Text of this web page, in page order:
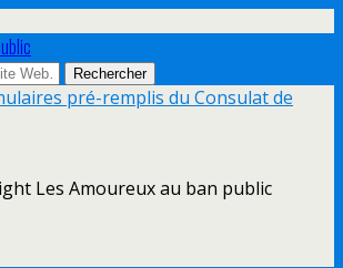
pré-remplis du Consulat de
Les Amoureux au ban public